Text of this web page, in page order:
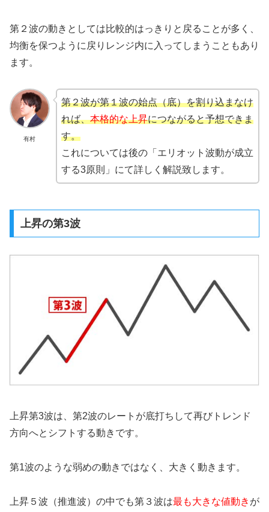
第２波の動きとしては比較的はっきりと戻ることが多く、
均衡を保つように戻りレンジ内に入ってしまうこともあり
ます。
有村
第２波が第１波の始点（底）を割り込まなけ
れば、本格的な上昇につながると予想できま
す。
これについては後の「エリオット波動が成立
する3原則」にて詳しく解説致します。
上昇の第3波
上昇第3波は、第2波のレートが底打ちして再びトレンド
方向へとシフトする動きです。
第1波のような弱めの動きではなく、大きく動きます。
上昇５波（推進波）の中でも第３波は最も大きな値動き が